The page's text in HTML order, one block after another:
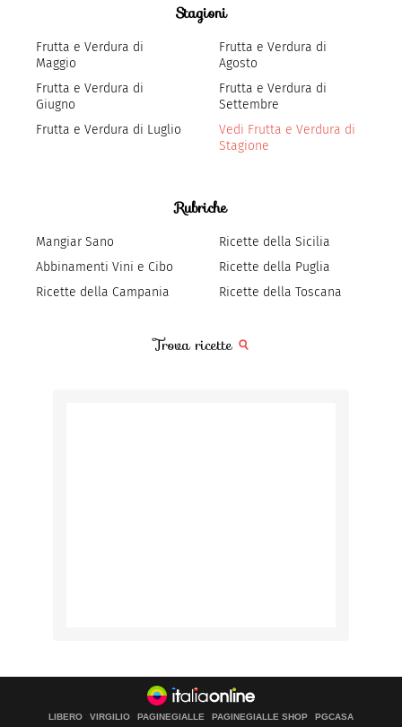
Stagioni
Frutta e Verdura di
Maggio
Frutta e Verdura di
Giugno
Frutta e Verdura di Luglio
Frutta e Verdura di
Agosto
Frutta e Verdura di
Settembre
Vedi Frutta e Verdura di
Stagione
Rubriche
Mangiar Sano
Abbinamenti Vini e Cibo
Ricette della Campania
Ricette della Sicilia
Ricette della Puglia
Ricette della Toscana
Trova ricette
LIBERO VIRGILIO PAGINEGIALLE PAGINEGIALLE SHOP PGCASA